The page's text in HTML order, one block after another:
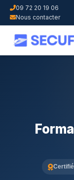
09 72 20 19 06
Nous contacter